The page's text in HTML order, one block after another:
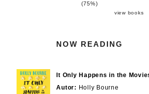
(75%)
view books
NOW READING
It Only Happens in the
Autor: Holly Bourne